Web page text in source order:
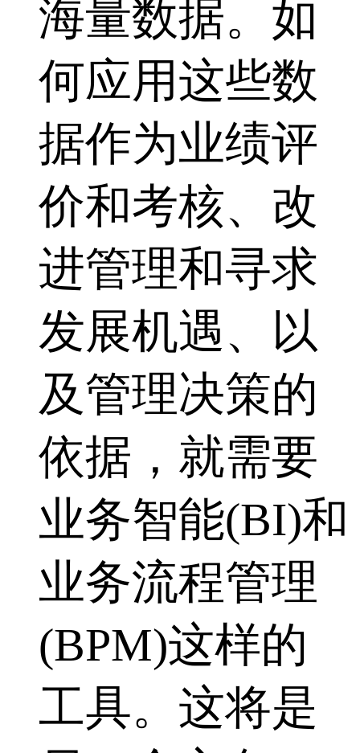
海量数据。如
何应用这些数
据作为业绩评
价和考核、改
进管理和寻求
发展机遇、以
及管理决策的
依据，就需要
业务智能(BI)和
业务流程管理
(BPM)这样的
工具。这将是